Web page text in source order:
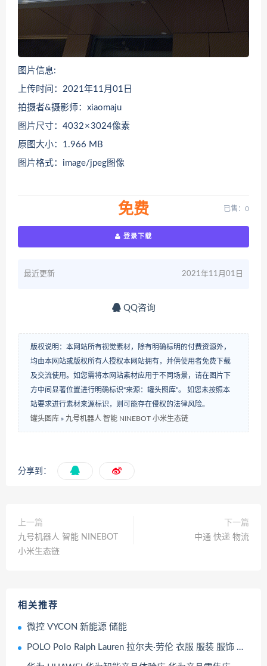
图片信息:
上传时间：2021年11月01日
拍摄者&摄影师：xiaomaju
图片尺寸：4032 × 3024像素
原图大小：1.966 MB
图片格式：image/jpeg图像
免费 已售：0
登录下载
最近更新 2021年11月01日
QQ咨询
版权说明：本网站所有视觉素材，除有明确标明的付费资源外，
均由本网站或版权所有人授权本网站拥有，并供使用者免费下载
及交流使用。如您需将本网站素材应用于不同场景，请在图片下
方中间显著位置进行明确标识“来源：罐头图库”。 如您未按照本
站要求进行素材来源标识，则可能存在侵权的法律风险。
罐头图库 » 九号机器人 智能 NINEBOT 小米生态链
分享到：
上一篇
九号机器人 智能 NINEBOT
小米生态链
下一篇
中通 快递 物流
相关推荐
微控 VYCON 新能源 储能
POLO Polo Ralph Lauren 拉尔夫·劳伦 衣服 服装 服饰 箱包